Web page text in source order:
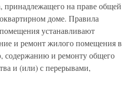
на праве общей
доме. Правила
устанавливают
и ремонт жилого помещения в
содержанию и ремонту общего
и (или) с перерывами,